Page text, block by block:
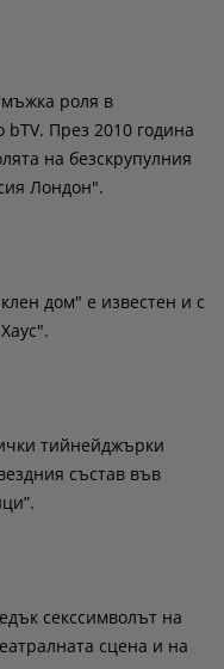
роля в
През 2010 година
на безскрупулния
Лондон".
дом" е известен и с
тийнейджърки
състав във
секссимволът на
сцена и на